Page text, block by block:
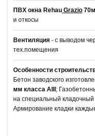
ПВХ окна Rehau Grazio
и откосы
Вентиляция - с выводом
тех.помещения
Особенности
Бетон заводского
мм класса АIII;
на специальный
Армирование кладки